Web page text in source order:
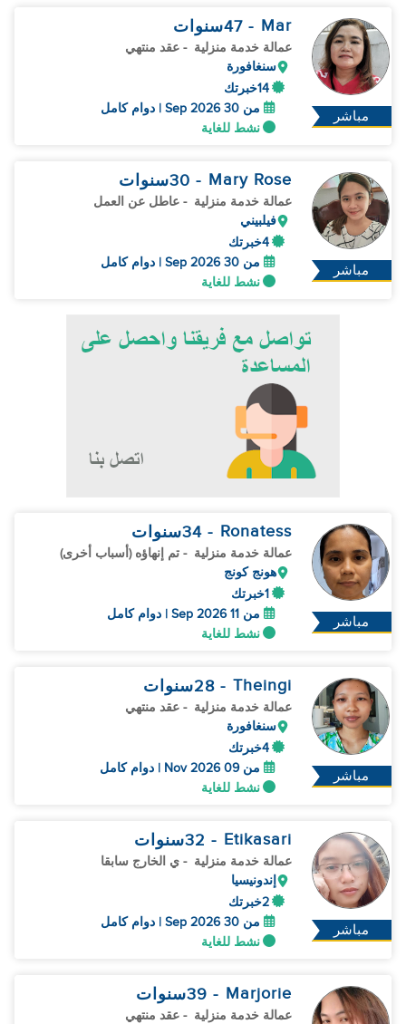
مباشر
Mar
- 47 سنوات
عمالة خدمة منزلية - عقد منتهي
سنغافورة
14خبرتك
من 30 Sep 2026 | دوام كامل
نشط للغاية
مباشر
Mary Rose
- 30 سنوات
عمالة خدمة منزلية - عاطل عن العمل
فيلبيني
4خبرتك
من 30 Sep 2026 | دوام كامل
نشط للغاية
مباشر
Ronatess
- 34 سنوات
عمالة خدمة منزلية - تم إنهاؤه (أسباب أخرى)
هونج كونج
1خبرتك
من 11 Sep 2026 | دوام كامل
نشط للغاية
مباشر
Theingi
- 28 سنوات
عمالة خدمة منزلية - عقد منتهي
سنغافورة
4خبرتك
من 09 Nov 2026 | دوام كامل
نشط للغاية
مباشر
Etikasari
- 32 سنوات
عمالة خدمة منزلية - ي الخارج سابقا
إندونيسيا
2خبرتك
من 30 Sep 2026 | دوام كامل
نشط للغاية
Marjorie
- 39 سنوات
عمالة خدمة منزلية - عقد منتهي